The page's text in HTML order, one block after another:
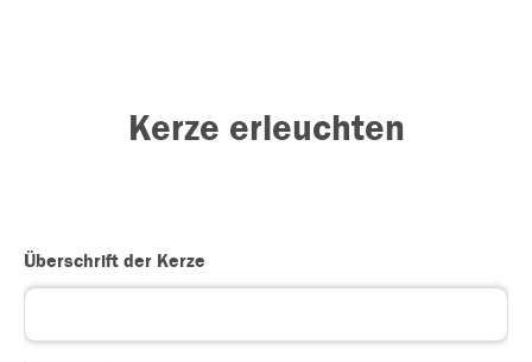
Kerze erleuchten
Überschrift der Kerze